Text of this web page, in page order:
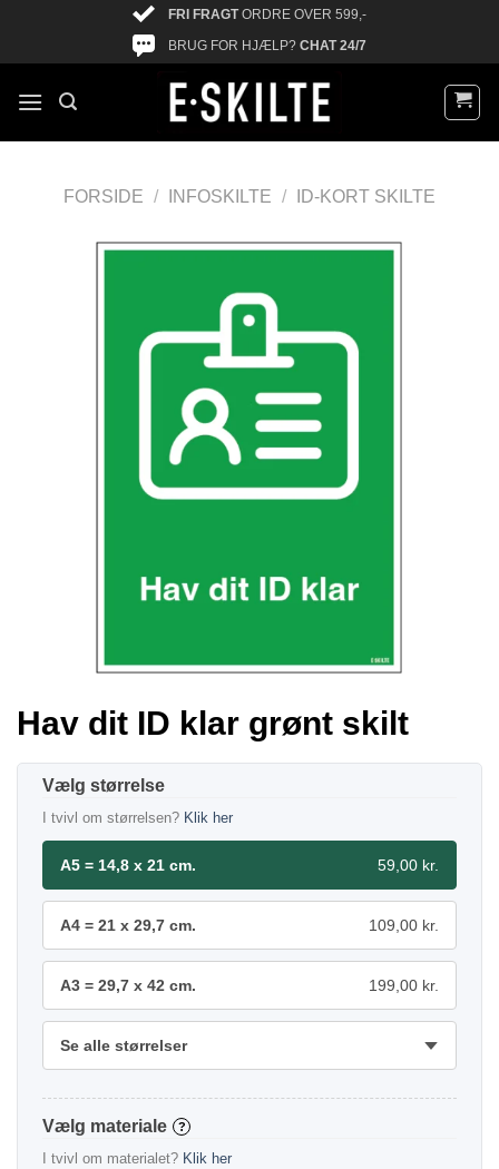
FRI FRAGTORDRE OVER 599,-
BRUG FOR HJÆLP? CHAT 24/7
FORSIDE / INFOSKILTE / ID-KORT SKILTE
Hav dit ID klar grønt skilt
størrelse
I tvivl om størrelsen? Klik her
A5 = 14,8 x 21 cm. 59,00 kr.
A4 = 21 x 29,7 cm. 109,00 kr.
A3 = 29,7 x 42 cm. 199,00 kr.
Se alle størrelser
materiale ?
I tvivl om materialet? Klik her